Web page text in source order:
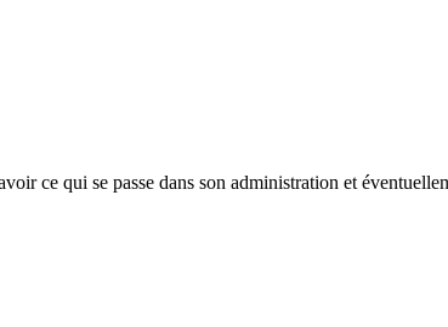
ce qui se passe dans son administration et